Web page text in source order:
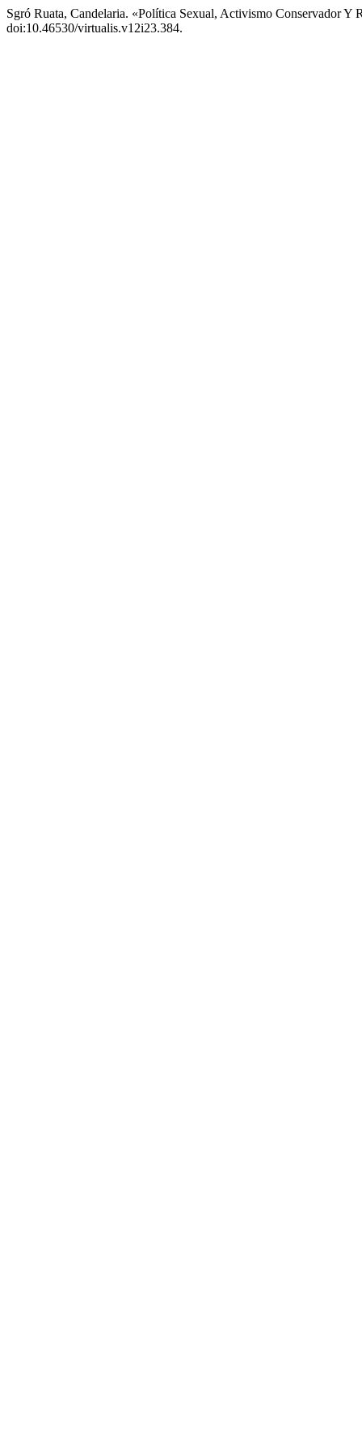
Sgró Ruata, Candelaria. «Política Sexual, Activismo Conservador Y
doi:10.46530/virtualis.v12i23.384.